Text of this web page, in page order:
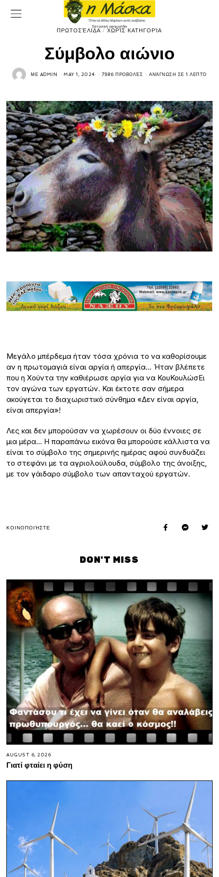
ΠΡΩΤΟΣΈΛΙΔΑ / ΧΩΡΊΣ ΚΑΤΗΓΟΡΊΑ
Σύμβολο αιώνιο
ΜΕ ADMIN MAY 1, 2024 7986 ΠΡΟΒΟΛΈΣ ΑΝΆΓΝΩΣΗ ΣΕ 1 ΛΕΠΤΌ
Μεγάλο μπέρδεμα ήταν τόσα χρόνια το να καθορίσουμε
αν η πρωτομαγιά είναι αργία ή απεργία… Ήταν βλέπετε
που η Χούντα την καθιέρωσε αργία για να ΚουΚουλώσΕι
τον αγώνα των εργατών. Και έκτοτε σαν σήμερα
ακούγεται το διαχωριστικό σύνθημα «Δεν είναι αργία,
είναι απεργία»!
Λες και δεν μπορούσαν να χωρέσουν οι δύο έννοιες σε
μια μέρα… Η παραπάνω εικόνα θα μπορούσε κάλλιστα να
είναι το σύμβολο της σημερινής ημέρας αφού συνδυάζει
το στεφάνι με τα αγριολούλουδα, σύμβολο της άνοιξης,
με τον γάιδαρο σύμβολο των απανταχού εργατών.
ΚΟΙΝΟΠΟΙΉΣΤΕ
DON'T MISS
AUGUST 6, 2026
Γιατί φταίει η φύση